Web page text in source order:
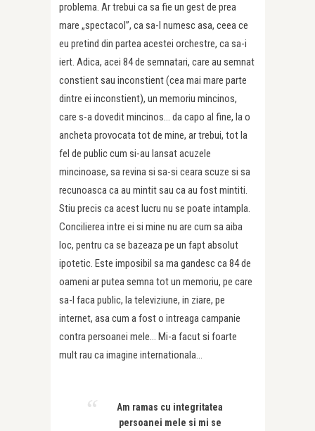
problema. Ar trebui ca sa fie un gest de prea
mare „spectacol”, ca sa-l numesc asa, ceea ce
eu pretind din partea acestei orchestre, ca sa-i
iert. Adica, acei 84 de semnatari, care au semnat
constient sau inconstient (cea mai mare parte
dintre ei inconstient), un memoriu mincinos,
care s-a dovedit mincinos… da capo al fine, la o
ancheta provocata tot de mine, ar trebui, tot la
fel de public cum si-au lansat acuzele
mincinoase, sa revina si sa-si ceara scuze si sa
recunoasca ca au mintit sau ca au fost mintiti.
Stiu precis ca acest lucru nu se poate intampla.
Concilierea intre ei si mine nu are cum sa aiba
loc, pentru ca se bazeaza pe un fapt absolut
ipotetic. Este imposibil sa ma gandesc ca 84 de
oameni ar putea semna tot un memoriu, pe care
sa-l faca public, la televiziune, in ziare, pe
internet, asa cum a fost o intreaga campanie
contra persoanei mele… Mi-a facut si foarte
mult rau ca imagine internationala…
Am ramas cu integritatea
persoanei mele si mi se